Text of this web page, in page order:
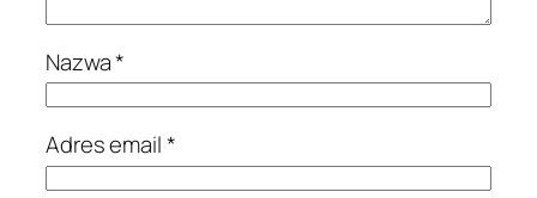
Nazwa*
Adres email*